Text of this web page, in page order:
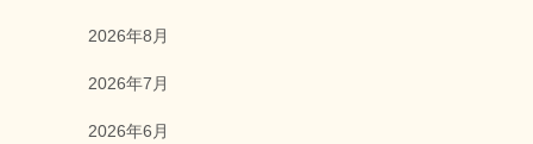
2026年8月
2026年7月
2026年6月